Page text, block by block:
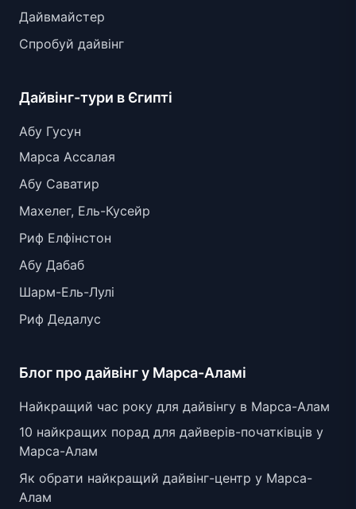
Дайвмайстер
Спробуй дайвінг
Дайвінг-тури в Єгипті
Абу Гусун
Марса Ассалая
Абу Саватир
Махелег, Ель-Кусейр
Риф Елфінстон
Абу Дабаб
Шарм-Ель-Лулі
Риф Дедалус
Блог про дайвінг у Марса-Аламі
Найкращий час року для дайвінгу в Марса-Алам
10 найкращих порад для дайверів-початківців у
Марса-Алам
Як обрати найкращий дайвінг-центр у Марса-
Алам